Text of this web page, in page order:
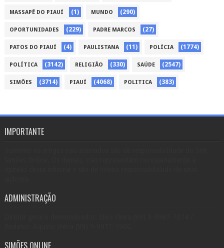
MASSAPÊ DO PIAUÍ (1) MUNDO (290)
OPORTUNIDADES (229) PADRE MARCOS (27)
PATOS DO PIAUÍ (4) PAULISTANA (11) POLÍCIA (1774)
POLÍTICA (3142) RELIGIÃO (330) SAÚDE (2547)
SIMÕES (3714) PIAUÍ (4068) POLITICA (383)
IMPORTANTE
ADMINISTRAÇÃO
SIMÕES ONLINE